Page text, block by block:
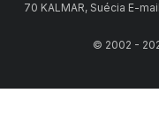
70 KALMAR, Suécia E-
© 2002 -